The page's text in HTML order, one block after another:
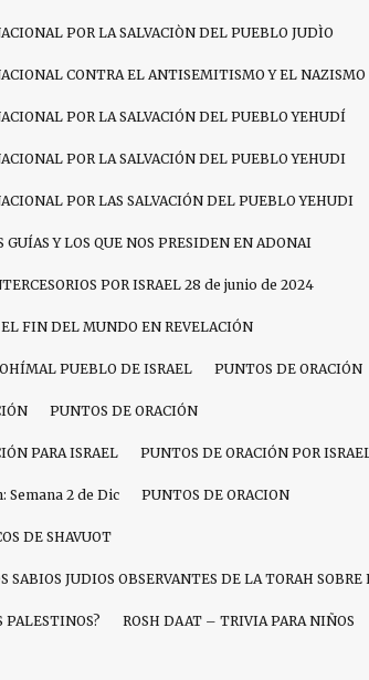
POR LA SALVACIÒN DEL PUEBLO JUDÌO
CONTRA EL ANTISEMITISMO Y EL NAZISMO
POR LA SALVACIÓN DEL PUEBLO YEHUDÍ
POR LA SALVACIÓN DEL PUEBLO YEHUDI
POR LAS SALVACIÓN DEL PUEBLO YEHUDI
GUÍAS Y LOS QUE NOS PRESIDEN EN ADONAI
POR ISRAEL 28 de junio de 2024
EL FIN DEL MUNDO EN REVELACIÓN
PUEBLO DE ISRAEL PUNTOS DE ORACIÓN
PUNTOS DE ORACIÓN
PARA ISRAEL PUNTOS DE ORACIÓN POR
Semana 2 de Dic PUNTOS DE ORACION
DE SHAVUOT
SABIOS JUDIOS OBSERVANTES DE LA TORAH
PALESTINOS? ROSH DAAT – TRIVIA PARA NIÑOS